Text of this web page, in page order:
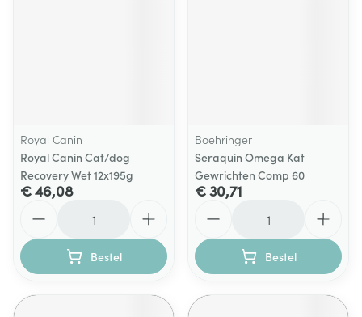
Royal Canin
Royal Canin Cat/dog
Recovery Wet 12x195g
€ 46,08
Bestel
Boehringer
Seraquin Omega Kat
Gewrichten Comp 60
€ 30,71
Bestel